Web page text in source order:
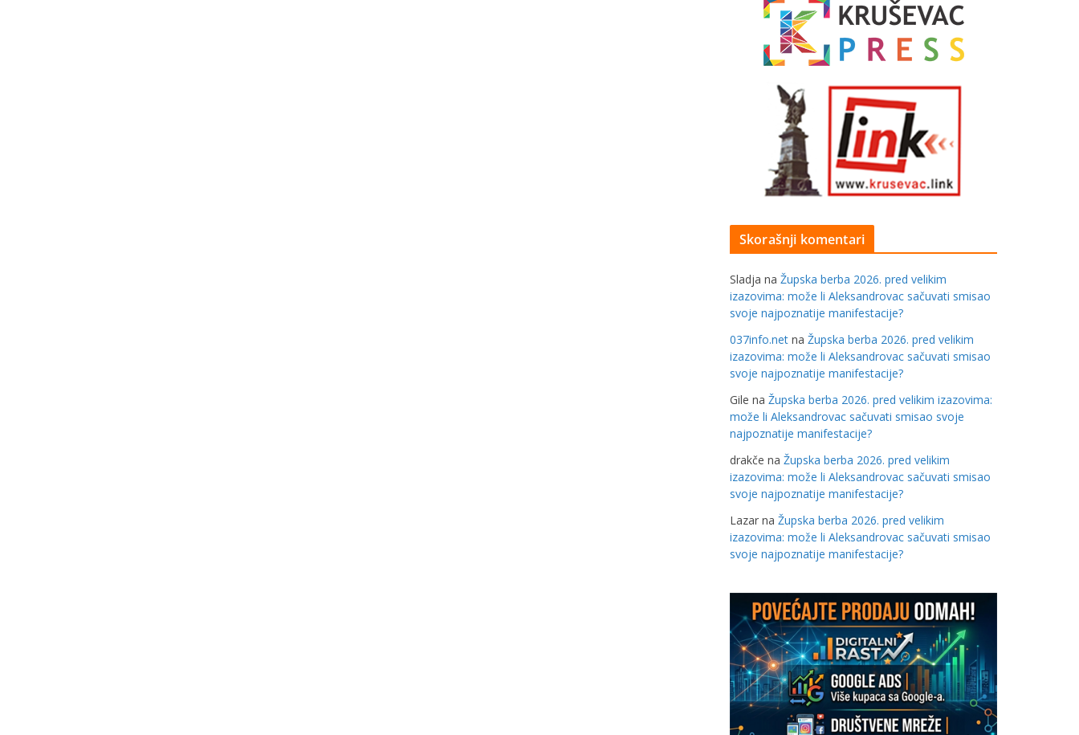
Skorašnji komentari
Sladja na Župska berba 2026. pred velikim
izazovima: može li Aleksandrovac sačuvati smisao
svoje najpoznatije manifestacije?
037info.net na Župska berba 2026. pred velikim
izazovima: može li Aleksandrovac sačuvati smisao
svoje najpoznatije manifestacije?
Gile na Župska berba 2026. pred velikim izazovima:
može li Aleksandrovac sačuvati smisao svoje
najpoznatije manifestacije?
drakče na Župska berba 2026. pred velikim
izazovima: može li Aleksandrovac sačuvati smisao
svoje najpoznatije manifestacije?
Lazar na Župska berba 2026. pred velikim
izazovima: može li Aleksandrovac sačuvati smisao
svoje najpoznatije manifestacije?